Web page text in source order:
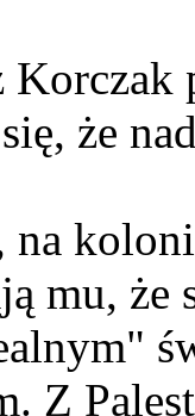
że
na
mu,
Z